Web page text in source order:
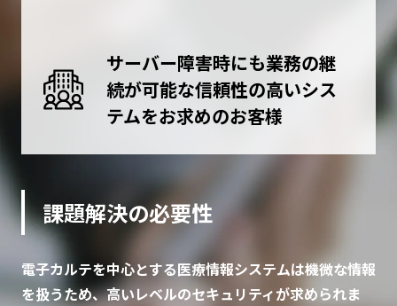
サーバー障害時にも業務の継
続が可能な信頼性の高いシス
テムをお求めのお客様
課題解決の必要性
電子カルテを中心とする医療情報システムは機微な情報
を扱うため、高いレベルのセキュリティが求められま